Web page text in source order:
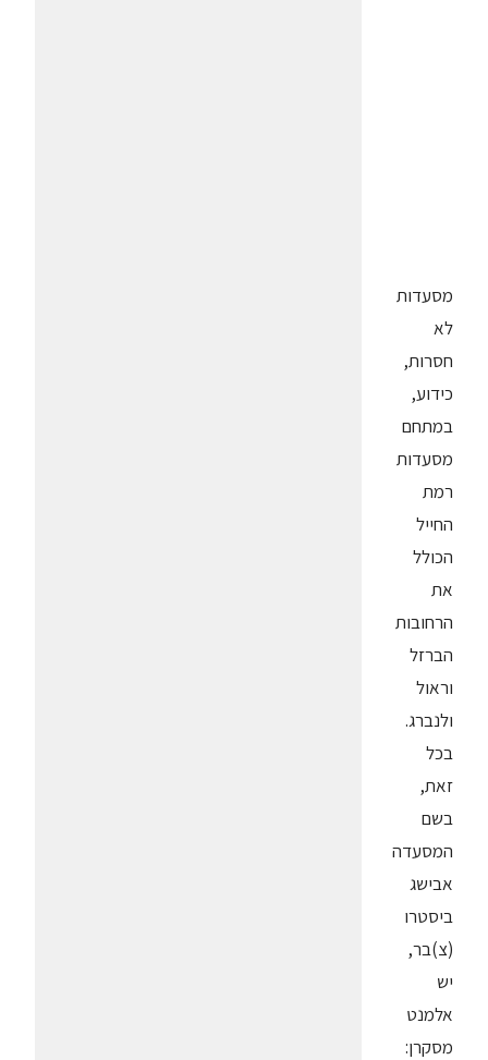
מסעדות
לא
חסרות,
כידוע,
במתחם
מסעדות
רמת
החייל
הכולל
את
הרחובות
הברזל
וראול
ולנברג.
בכל
זאת,
בשם
המסעדה
אבישג
ביסטרו
(צ)בר,
יש
אלמנט
מסקרן: